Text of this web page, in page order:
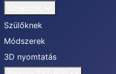
Szülőknek
Módszerek
3D nyomtatás